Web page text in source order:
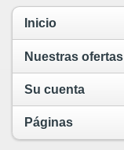
Inicio
Nuestras ofertas
Su cuenta
Páginas